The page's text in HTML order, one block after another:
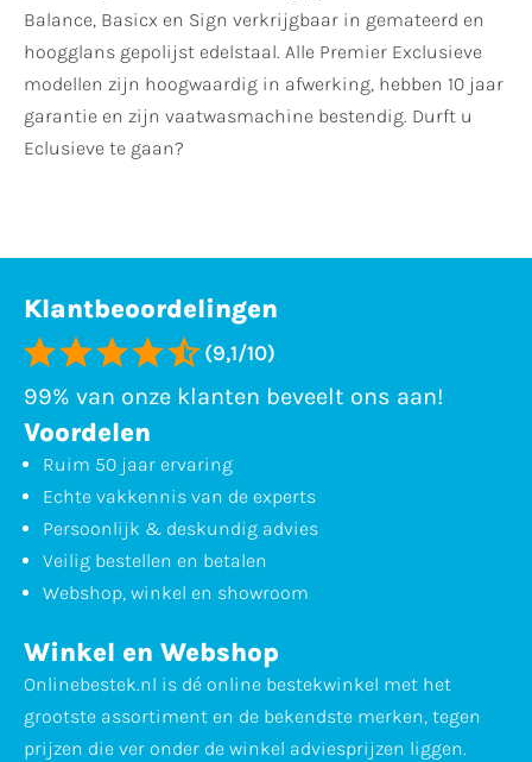
Balance, Basicx en Sign verkrijgbaar in gemateerd en
hoogglans gepolijst edelstaal. Alle Premier Exclusieve
modellen zijn hoogwaardig in afwerking, hebben 10 jaar
garantie en zijn vaatwasmachine bestendig. Durft u
Eclusieve te gaan?
Klantbeoordelingen
(9,1/10)
99% van onze klanten beveelt ons aan!
Voordelen
Ruim 50 jaar ervaring
Echte vakkennis van de experts
Persoonlijk & deskundig advies
Veilig bestellen en betalen
Webshop, winkel en showroom
Winkel en Webshop
Onlinebestek.nl is dé online bestekwinkel met het
grootste assortiment en de bekendste merken, tegen
prijzen die ver onder de winkel adviesprijzen liggen.